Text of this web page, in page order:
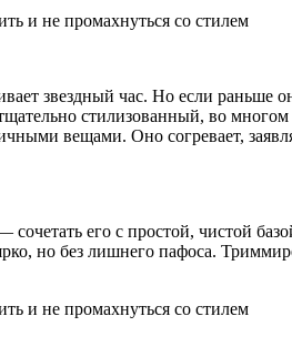
звездный час. Но если
стилизованный, во
вещами. Оно согревает,
его с простой, чистой
но без лишнего пафоса.